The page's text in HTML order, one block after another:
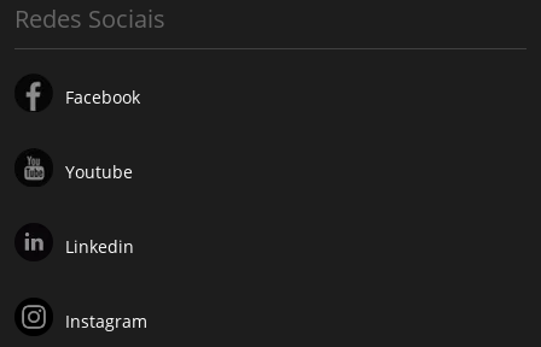
Redes Sociais
Facebook
Youtube
Linkedin
Instagram